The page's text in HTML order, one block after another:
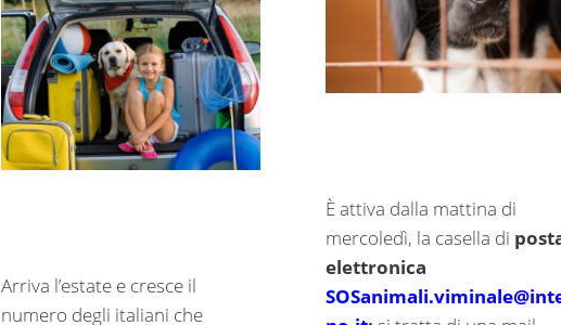
È attiva dalla mattina di
mercoledì, la casella di
elettronica
Arriva l’estate e cresce il
numero degli italiani che